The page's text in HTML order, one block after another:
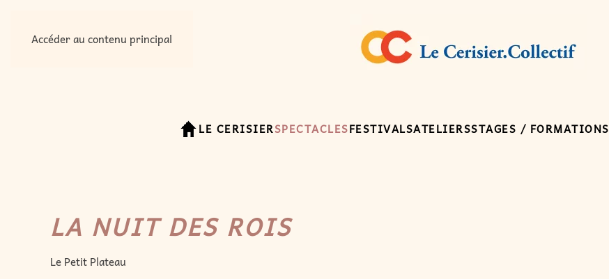
Accéder au contenu principal
LE CERISIERSPECTACLESFESTIVALSATELIERSSTAGES / FORMATIONS
LA NUIT DES ROIS
Le Petit Plateau